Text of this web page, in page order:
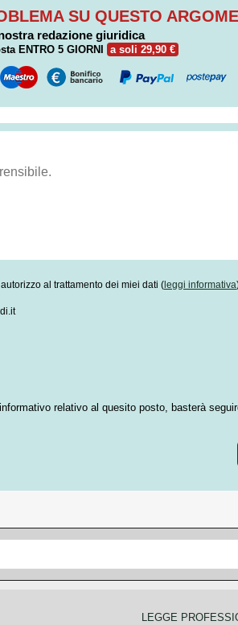
SU QUESTO
redazione giuridica
ENTRO 5 GIORNI a soli 29,90 €
al trattamento dei miei dati ( leggi informativa
relativo al quesito posto, basterà
LEGGE